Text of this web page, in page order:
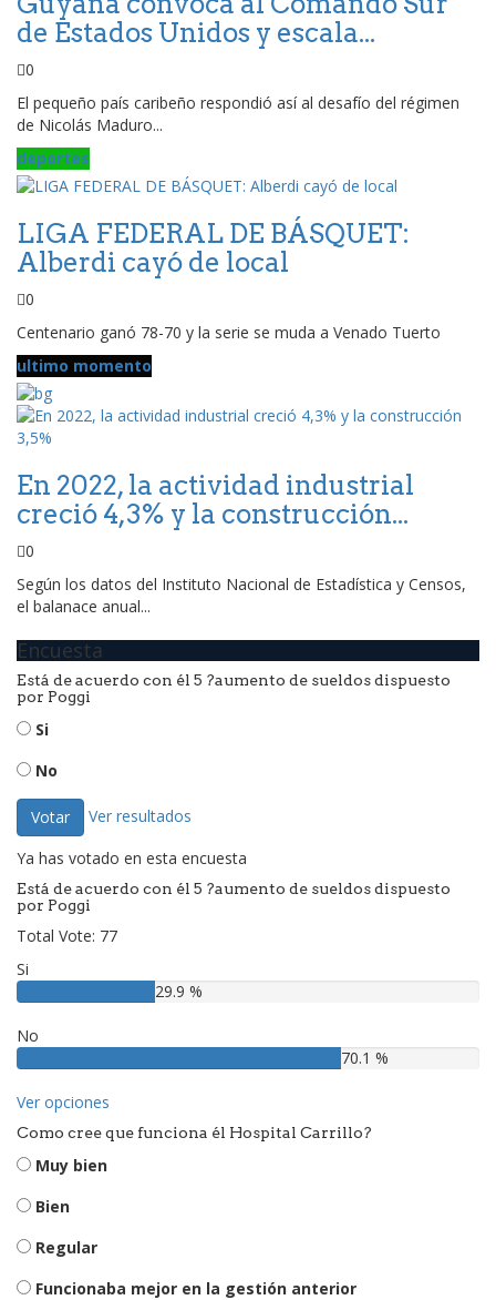
de Estados Unidos y escala...
0
El pequeño país caribeño respondió así al desafío del régimen
de Nicolás Maduro...
deportes
LIGA FEDERAL DE BÁSQUET:
Alberdi cayó de local
0
Centenario ganó 78-70 y la serie se muda a Venado Tuerto
ultimo momento
En 2022, la actividad industrial
creció 4,3% y la construcción...
0
Según los datos del Instituto Nacional de Estadística y Censos,
el balanace anual...
Encuesta
Está de acuerdo con él 5 ?aumento de sueldos dispuesto
por Poggi
Si
No
Votar Ver resultados
Ya has votado en esta encuesta
Está de acuerdo con él 5 ?aumento de sueldos dispuesto
por Poggi
Total Vote: 77
Si
29.9 %
No
70.1 %
Ver opciones
Como cree que funciona él Hospital Carrillo?
Muy bien
Bien
Regular
Funcionaba mejor en la gestión anterior